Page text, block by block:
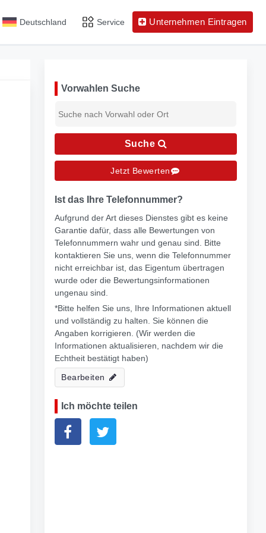
Deutschland Service Unternehmen Eintragen
Vorwahlen Suche
Suche
Jetzt Bewerten
Ist das Ihre Telefonnummer?
Aufgrund der Art dieses Dienstes gibt es keine
Garantie dafür, dass alle Bewertungen von
Telefonnummern wahr und genau sind. Bitte
kontaktieren Sie uns, wenn die Telefonnummer
nicht erreichbar ist, das Eigentum übertragen
wurde oder die Bewertungsinformationen
ungenau sind.
*Bitte helfen Sie uns, Ihre Informationen aktuell
und vollständig zu halten. Sie können die
Angaben korrigieren. (Wir werden die
Informationen aktualisieren, nachdem wir die
Echtheit bestätigt haben)
Bearbeiten
Ich möchte teilen